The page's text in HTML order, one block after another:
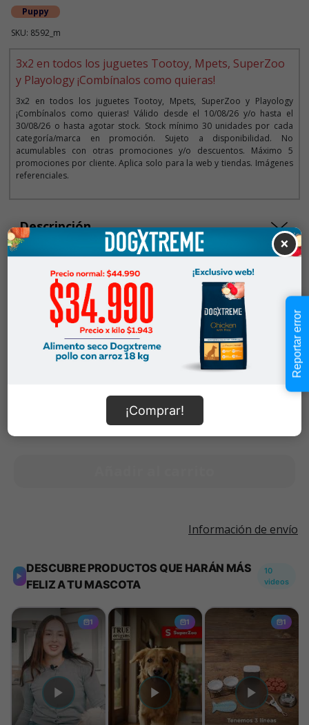
Puppy
SKU: 8592_m
3x2 en todos los juguetes Tootoy, Mpets, SuperZoo
y Playology ¡Combínalos como quieras!
3x2 en todos los juguetes Tootoy, Mpets, SuperZoo y Playology
¡Combínalos como quieras! Válido desde el 10/08/26 y/o hasta el
30/08/26 o hasta agotar stock. Stock mínimo 30 unidades por cada
categoría/marca en promoción. Sujeto a disponibilidad. No
acumulables con otras promociones y/o descuentos. Máximo 5
promociones por cliente. Aplica solo para la web y tiendas. Imágenes
referenciales.
Descripción
Seleccionar Formato
Talla S
$3.990
Talla M
$4.990
Cantidad:
Selecciona una opción para ver
Información de envío
×
¡Comprar!
Reportar error